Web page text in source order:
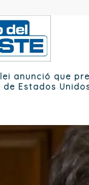
anunció que
de Estados